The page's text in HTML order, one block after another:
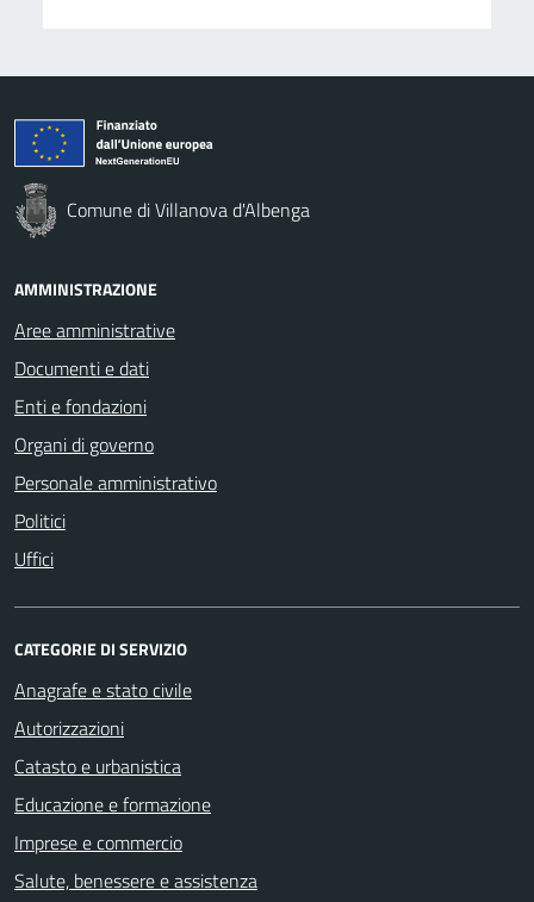
Comune di Villanova d'Albenga
AMMINISTRAZIONE
Aree amministrative
Documenti e dati
Enti e fondazioni
Organi di governo
Personale amministrativo
Politici
Uffici
CATEGORIE DI SERVIZIO
Anagrafe e stato civile
Autorizzazioni
Catasto e urbanistica
Educazione e formazione
Imprese e commercio
Salute, benessere e assistenza